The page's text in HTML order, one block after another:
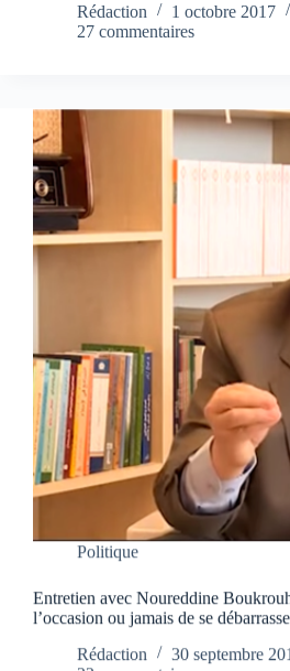
Rédaction
1 octobre 2017
27 commentaires
Politique
Entretien avec Noureddine
l’occasion ou jamais de se
Rédaction
30 septembre